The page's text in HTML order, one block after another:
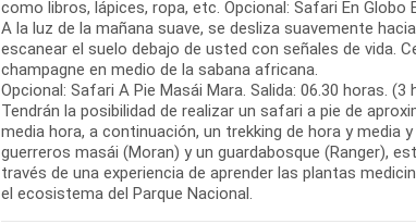
como libros, lápices, ropa, etc. Opcional: Safari En Globo
A la luz de la mañana suave, se desliza suavemente
escanear el suelo debajo de usted con señales de vida.
champagne en medio de la sabana africana.
Opcional: Safari A Pie Masái Mara. Salida: 06.30 horas. (3
Tendrán la posibilidad de realizar un safari a pie de
media hora, a continuación, un trekking de hora y media
guerreros masái (Moran) y un guardabosque (Ranger),
través de una experiencia de aprender las plantas
el ecosistema del Parque Nacional.